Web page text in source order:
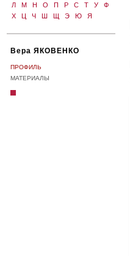
Л
М Н О П Р С Т У
Ф
Х
Ц Ч Ш Щ Э Ю Я
Вера ЯКОВЕНКО
ПРОФИЛЬ
МАТЕРИАЛЫ